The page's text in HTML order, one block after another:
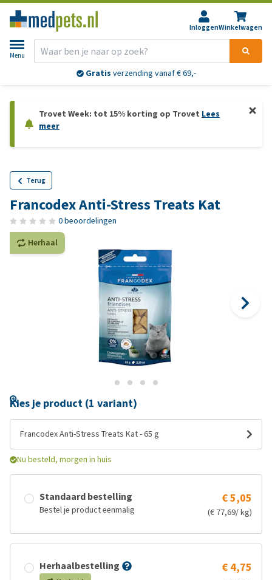
InloggenWinkelwagen
Menu
Gratis verzending vanaf € 69,-
Trovet Week: tot 15% korting op Trovet Lees
meer
Terug
Francodex Anti-Stress Treats Kat
0 beoordelingen
Herhaal
Kies je product (1 variant)
Francodex Anti-Stress Treats Kat - 65 g
Nu besteld, morgen in huis
Standaard bestelling
Bestel je product eenmalig
€ 5,05
(€ 77,69/ kg)
Herhaalbestelling € 4,75